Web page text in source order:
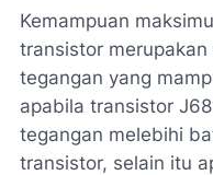
Kemampuan
transistor
tegangan yang
apabila transistor
tegangan melebihi
transistor, selain itu